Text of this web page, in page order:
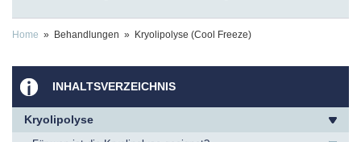
Home » Behandlungen » Kryolipolyse (Cool Freeze)
INHALTSVERZEICHNIS
Kryolipolyse